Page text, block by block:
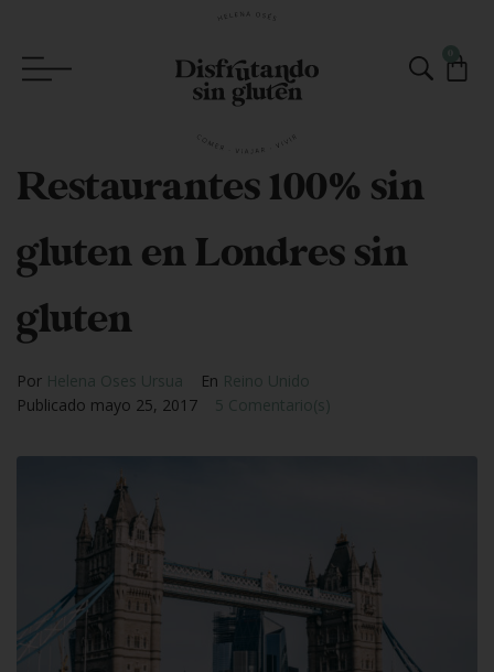
Restaurantes 100% sin
gluten en Londres sin
gluten
Por Helena Oses Ursua En Reino Unido
Publicado mayo 25, 2017 5 Comentario(s)